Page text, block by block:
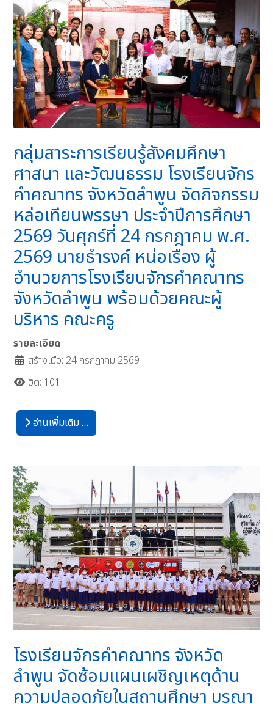
กลุ่มสาระการเรียนรู้สังคมศึกษา
ศาสนา และวัฒนธรรม โรงเรียนจักร
คำคณาทร จังหวัดลำพูน จัดกิจกรรม
หล่อเทียนพรรษา ประจำปีการศึกษา
2569 วันศุกร์ที่ 24 กรกฎาคม พ.ศ.
2569 นายธำรงค์ หน่อเรือง ผู้
อำนวยการโรงเรียนจักรคำคณาทร
จังหวัดลำพูน พร้อมด้วยคณะผู้
บริหาร คณะครู
รายละเอียด
สร้างเมื่อ: 24 กรกฎาคม 2569
ฮิต: 101
อ่านเพิ่มเติม …
โรงเรียนจักรคำคณาทร จังหวัด
ลำพูน จัดซ้อมแผนเผชิญเหตุด้าน
ความปลอดภัยในสถานศึกษา บูรณา